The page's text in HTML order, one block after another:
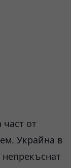
част от
Украйна в